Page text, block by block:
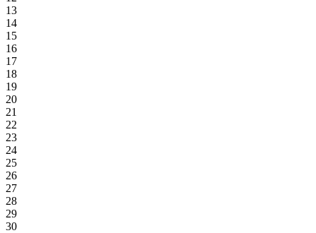
13
14
15
16
17
18
19
20
21
22
23
24
25
26
27
28
29
30